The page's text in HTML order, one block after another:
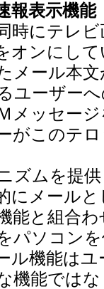
報表示機能
時にテレ
オンにし
メール本
ユーザー
メッセー
がこのテ
ズムを提
にメール
能と組合
パソコン
ル機能は
機能では